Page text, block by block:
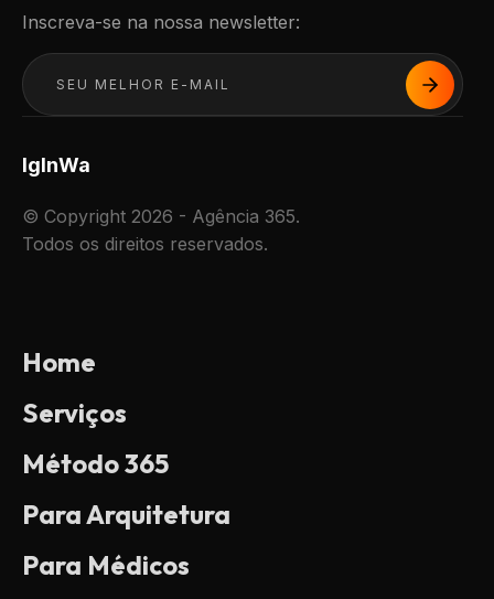
Inscreva-se na nossa newsletter:
IgInWa
© Copyright 2026 - Agência 365.
Todos os direitos reservados.
Home
Serviços
Método 365
Para Arquitetura
Para Médicos